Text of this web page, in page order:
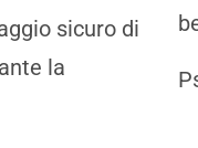
sicuro di
la